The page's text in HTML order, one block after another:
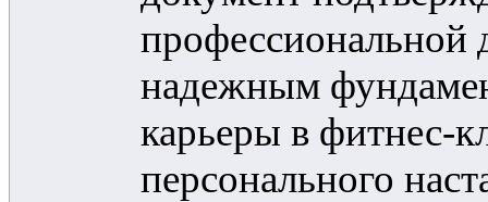
профессиональной
надежным
карьеры в фитнес-
персонального